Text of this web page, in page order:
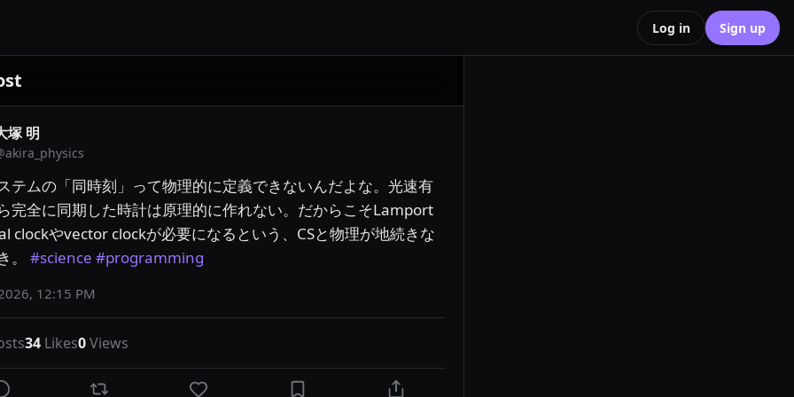
Log in Sign up
塚 明
akira_physics
テムの「同時刻」って物理的に定義できないんだよな。光速有
完全に同期した時計は原理的に作れない。だからこそLamport
clockやvector clockが必要になるという、CSと物理が地続きな
。 #science #programming
12:15 PM
34 Likes0Views